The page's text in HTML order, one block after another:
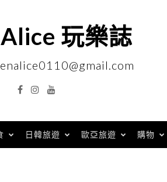
玩樂誌
FacebookInstagramYouTube
日韓旅遊 歐亞旅遊 購物